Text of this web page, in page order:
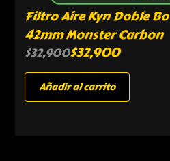
Filtro Aire Kyn Doble
42mm Monster Carbon
$32,900$32,900
Añadir al carrito